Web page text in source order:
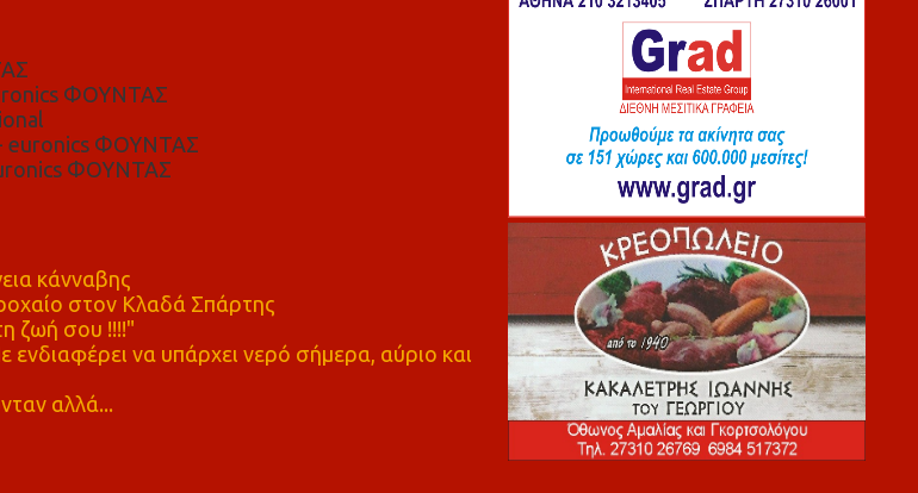
ΦΟΥΝΤΑΣ
euronics ΦΟΥΝΤΑΣ
ΦΟΥΝΤΑΣ
κάνναβης
στον Κλαδά Σπάρτης
ζωή σου !!!!"
να υπάρχει νερό σήμερα, αύριο και
αλλά...